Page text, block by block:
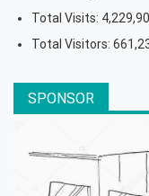
Total Visits:
Total Visitors:
SPONSOR